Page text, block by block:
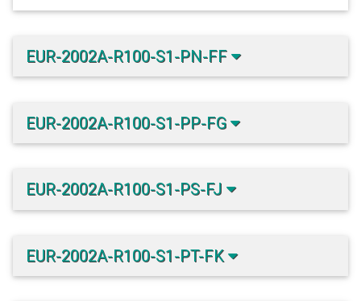
EUR-2002A-R100-S1-PN-FF
EUR-2002A-R100-S1-PP-FG
EUR-2002A-R100-S1-PS-FJ
EUR-2002A-R100-S1-PT-FK